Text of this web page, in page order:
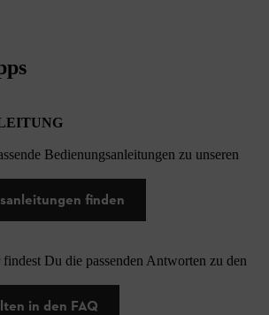
Bedienungsanleitungen zu unseren
finden
Du die passenden Antworten zu den
in den FAQ